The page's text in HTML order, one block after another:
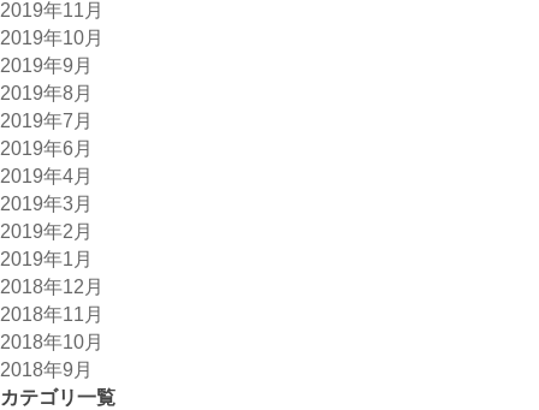
2019年11月
2019年10月
2019年9月
2019年8月
2019年7月
2019年6月
2019年4月
2019年3月
2019年2月
2019年1月
2018年12月
2018年11月
2018年10月
2018年9月
カテゴリ一覧